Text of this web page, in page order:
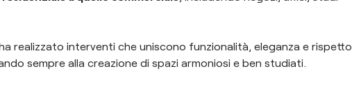
realizzato interventi che uniscono funzionalità, eleganza e rispetto
sempre alla creazione di spazi armoniosi e ben studiati.